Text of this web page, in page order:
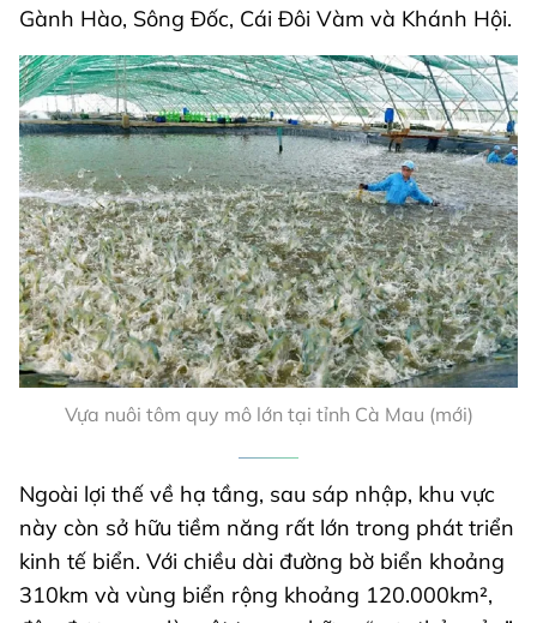
Gành Hào, Sông Đốc, Cái Đôi Vàm và Khánh Hội.
Vựa nuôi tôm quy mô lớn tại tỉnh Cà Mau (mới)
Ngoài lợi thế về hạ tầng, sau sáp nhập, khu vực
này còn sở hữu tiềm năng rất lớn trong phát triển
kinh tế biển. Với chiều dài đường bờ biển khoảng
310km và vùng biển rộng khoảng 120.000km²,